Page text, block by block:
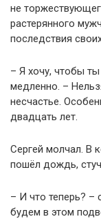
не
растерянного
последствия
– Я хочу, чтобы
медленно. –
несчастье.
двадцать лет.
Сергей молчал. В
пошёл дождь,
– И что теперь? –
будем в этом